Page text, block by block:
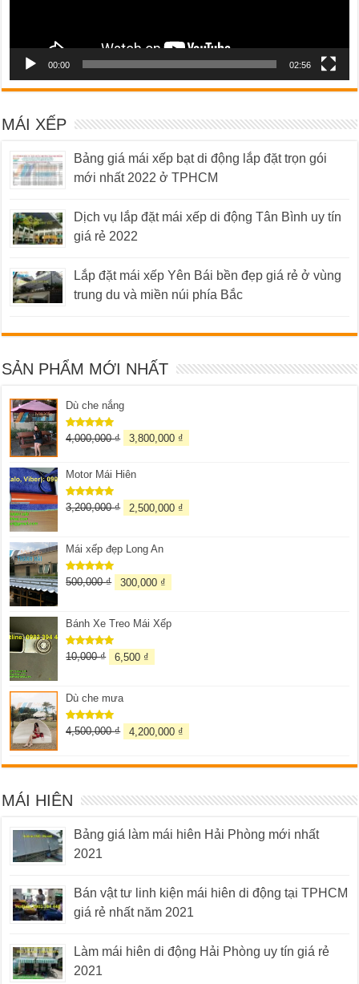
00:00 02:56
MÁI XẾP
Bảng giá mái xếp bạt di động lắp đặt trọn gói
mới nhất 2022 ở TPHCM
Dịch vụ lắp đặt mái xếp di động Tân Bình uy tín
giá rẻ 2022
Lắp đặt mái xếp Yên Bái bền đẹp giá rẻ ở vùng
trung du và miền núi phía Bắc
SẢN PHẨM MỚI NHẤT
Dù che nắng
Được xếp
4,000,000₫ 3,800,000 ₫
Motor Mái Hiên
Được xếp
3,200,000₫ 2,500,000 ₫
Mái xếp đẹp Long An
Được xếp
500,000₫ 300,000 ₫
Bánh Xe Treo Mái Xếp
Được xếp
5.00
10,000₫ 6,500 ₫
Dù che mưa
Được xếp
4,500,000₫ 4,200,000 ₫
MÁI HIÊN
Bảng giá làm mái hiên Hải Phòng mới nhất
2021
Bán vật tư linh kiện mái hiên di động tại TPHCM
giá rẻ nhất năm 2021
Làm mái hiên di động Hải Phòng uy tín giá rẻ
2021